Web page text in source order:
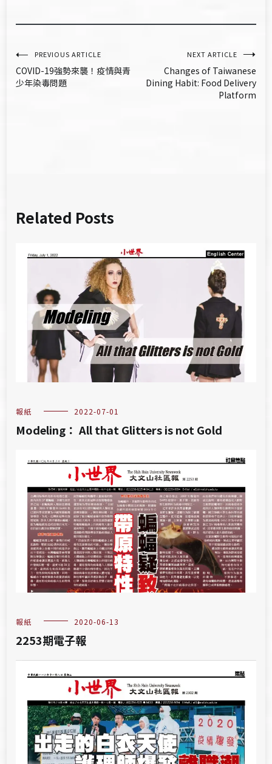
文
章
PREVIOUS ARTICLE
COVID-19強勢來襲！疫情與​青
少年染毒問題
NEXT ARTICLE
Changes of Taiwanese
Dining Habit: Food Delivery
Platform
Related Posts
報紙 2022-07-01
Modeling： All that Glitters is not Gold
報紙 2020-06-13
2253期電子報